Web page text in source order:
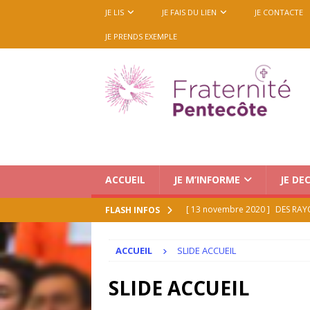
JE LIS JE FAIS DU LIEN JE CONTACTE
JE PRENDS EXEMPLE
ACCUEIL JE M’INFORME JE
FLASH INFOS [ 13 novembre 2020 ] DES
octobre 2026 (mise à jour 16/07)
ACCUEIL SLIDE ACCUEIL
SLIDE ACCUEIL